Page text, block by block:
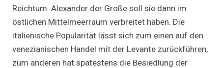
Reichtum. Alexander der Große soll sie dann im
östlichen Mittelmeerraum verbreitet haben. Die
italienische Popularität lässt sich zum einen auf den
venezianischen Handel mit der Levante zurückführen,
zum anderen hat spätestens die Besiedlung der